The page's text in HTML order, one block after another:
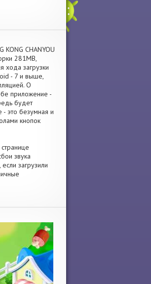
KONG CHANYOU
281MB,
хода загрузки
- 7 и выше,
О
приложение -
будет
- это безумная и
кнопок
звука
загрузили